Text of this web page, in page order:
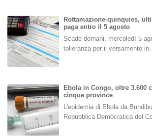
Rottamazione-quinquies,
paga entro il 5 agosto
Scade domani, mercoledì 5
tolleranza per il versamento in…
Ebola in Congo, oltre 3.600
cinque province
L'epidemia di Ebola da
Repubblica Democratica del